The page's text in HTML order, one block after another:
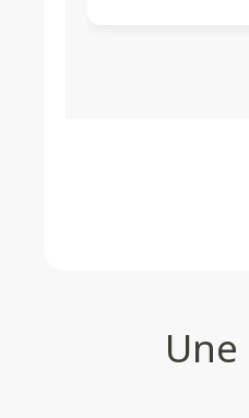
Une